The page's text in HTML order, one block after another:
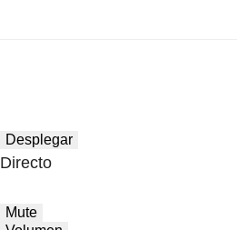
Desplegar
Directo
Mute